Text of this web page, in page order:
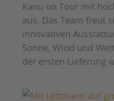
Kanu on Tour mit
aus. Das Team freut
innovativen
Sonne, Wind und
der ersten Lieferung